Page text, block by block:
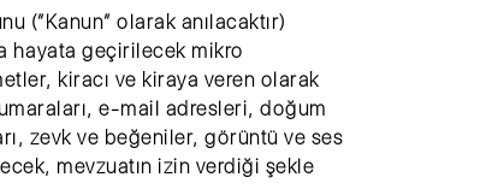
(“Kanun” olarak anılacaktır)
hayata geçirilecek mikro
kiracı ve kiraya veren olarak
e-mail adresleri, doğum
zevk ve beğeniler, görüntü ve ses
mevzuatın izin verdiği şekle